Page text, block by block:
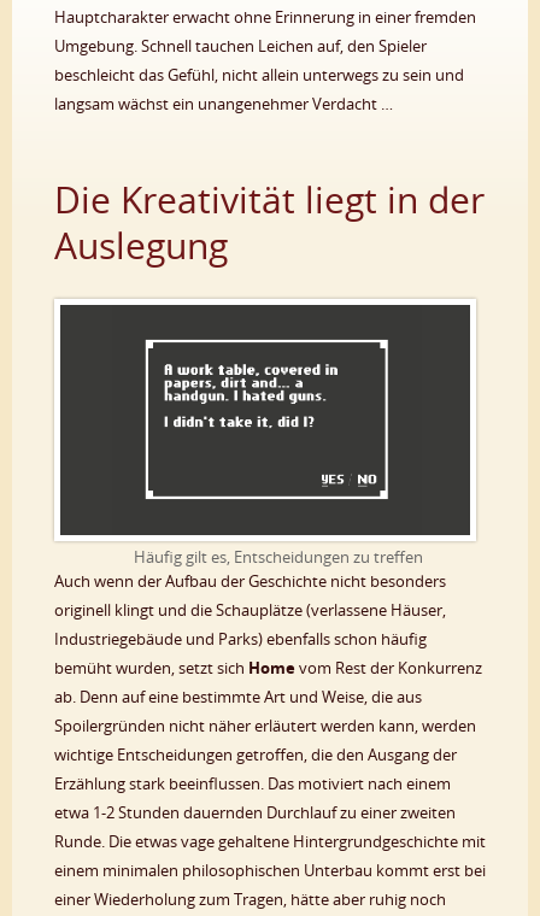
Hauptcharakter erwacht ohne Erinnerung in einer fremden
Umgebung. Schnell tauchen Leichen auf, den Spieler
beschleicht das Gefühl, nicht allein unterwegs zu sein und
langsam wächst ein unangenehmer Verdacht …
Die Kreativität liegt in der
Auslegung
Häufig gilt es, Entscheidungen zu treffen
Auch wenn der Aufbau der Geschichte nicht besonders
originell klingt und die Schauplätze (verlassene Häuser,
Industriegebäude und Parks) ebenfalls schon häufig
bemüht wurden, setzt sich Homevom Rest der Konkurrenz
ab. Denn auf eine bestimmte Art und Weise, die aus
Spoilergründen nicht näher erläutert werden kann, werden
wichtige Entscheidungen getroffen, die den Ausgang der
Erzählung stark beeinflussen. Das motiviert nach einem
etwa 1-2 Stunden dauernden Durchlauf zu einer zweiten
Runde. Die etwas vage gehaltene Hintergrundgeschichte mit
einem minimalen philosophischen Unterbau kommt erst bei
einer Wiederholung zum Tragen, hätte aber ruhig noch